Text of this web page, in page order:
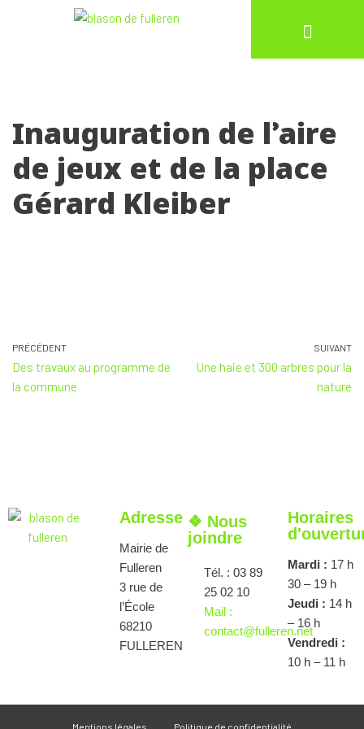
Inauguration de l’aire
de jeux et de la place
Gérard Kleiber
PRÉCÉDENT
Des travaux au programme de
la commune
SUIVANT
Une haie et 300 arbres pour la
nature
Adresse
Mairie de
Fulleren
3 rue de
l’École
68210
FULLEREN
❖ Nous
joindre
Tél. : 03 89
25 02 10
Mail :
contact@fulleren.net
Horaires
Mardi : 17 h
30 – 19 h
Jeudi : 14 h
– 16 h
Vendredi :
10 h – 11 h
Mentions légales Politique de confidentialité